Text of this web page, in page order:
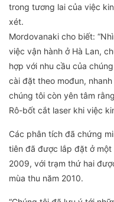
trong tương lai của việc
xét.
Mordovanaki cho biết:
việc vận hành ở Hà Lan,
hợp với nhu cầu của
cài đặt theo mođun,
chúng tôi còn yên tâm
Rô-bốt cắt laser khi việc
Các phân tích đã chứng
tiên đã được lắp đặt ở một
2009, với trạm thứ hai
mùa thu năm 2010.